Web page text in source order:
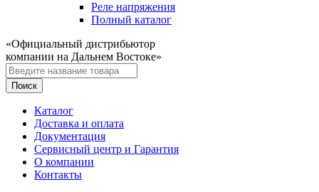
Реле напряжения
Полный каталог
«Официальный дистрибьютор
компании на Дальнем Востоке»
Каталог
Доставка и оплата
Документация
Сервисный центр и Гарантия
О компании
Контакты